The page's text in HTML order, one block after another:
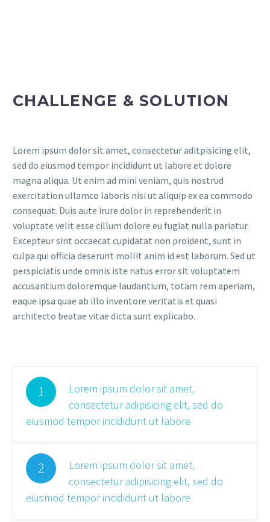
CHALLENGE & SOLUTION
Lorem ipsum dolor sit amet, consectetur aditpisicing elit,
sed do eiusmod tempor incididunt ut labore et dolore
magna aliqua. Ut enim ad mini veniam, quis nostrud
exercitation ullamco laboris nisi ut aliquip ex ea commodo
consequat. Duis aute irure dolor in reprehenderit in
voluptate velit esse cillum dolore eu fugiat nulla pariatur.
Excepteur sint occaecat cupidatat non proident, sunt in
culpa qui officia deserunt mollit anim id est laborum. Sed ut
perspiciatis unde omnis iste natus error sit voluptatem
accusantium doloremque laudantium, totam rem aperiam,
eaque ipsa quae ab illo inventore veritatis et quasi
architecto beatae vitae dicta sunt explicabo.
1
Lorem ipsum dolor sit amet,
consectetur adipisicing elit, sed do
eiusmod tempor incididunt ut labore
2
Lorem ipsum dolor sit amet,
consectetur adipisicing elit, sed do
eiusmod tempor incididunt ut labore